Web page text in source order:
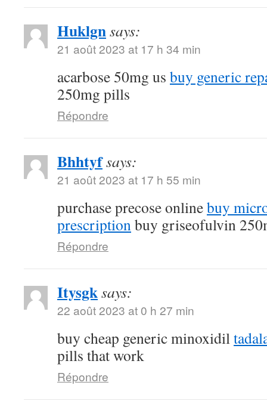
Huklgnsays:
21 août 2023 at 17 h 34 min
acarbose 50mg us buy generic
250mg pills
Répondre
Bhhtyfsays:
21 août 2023 at 17 h 55 min
purchase precose onlinebuy
prescriptionbuy griseofulvin
Répondre
Itysgksays:
22 août 2023 at 0 h 27 min
buy cheap generic minoxidil
pills that work
Répondre